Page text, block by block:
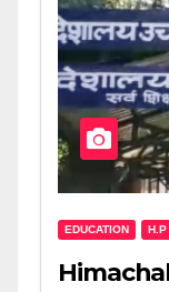
EDUCATION